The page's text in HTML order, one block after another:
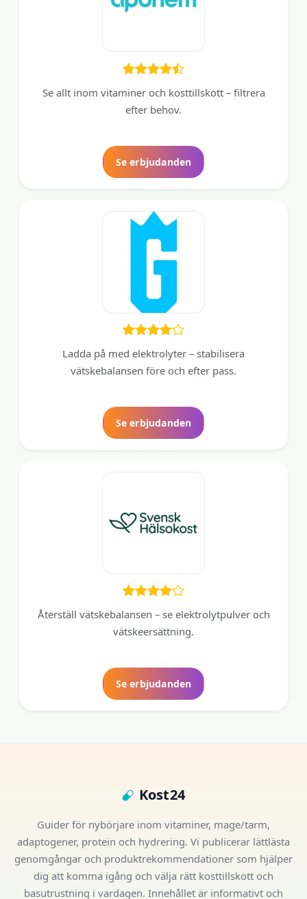
Se allt inom vitaminer och kosttillskott – filtrera
efter behov.
Se erbjudanden
Ladda på med elektrolyter – stabilisera
vätskebalansen före och efter pass.
Se erbjudanden
Återställ vätskebalansen – se elektrolytpulver och
vätskeersättning.
Se erbjudanden
Kost24
Guider för nybörjare inom vitaminer, mage/tarm,
adaptogener, protein och hydrering. Vi publicerar lättlästa
genomgångar och produktrekommendationer som hjälper
dig att komma igång och välja rätt kosttillskott och
basutrustning i vardagen. Innehållet är informativt och